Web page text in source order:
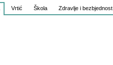
Vrtić Škola Zdravlje i bezbjednost